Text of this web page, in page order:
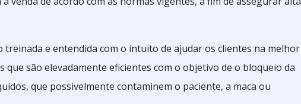
e entendida com o intuito de ajudar os clientes na melhor
são elevadamente eficientes com o objetivo de o bloqueio da
que possivelmente contaminem o paciente, a maca ou